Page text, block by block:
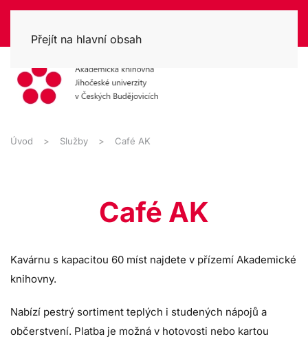
Přejít na hlavní obsah
Úvod Služby Café AK
Café AK
Kavárnu s kapacitou 60 míst najdete v přízemí Akademické
knihovny.
Nabízí pestrý sortiment teplých i studených nápojů a
občerstvení. Platba je možná v hotovosti nebo kartou